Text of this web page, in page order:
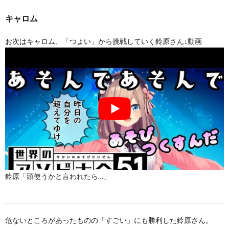
キャロム
お次はキャロム、「つよい」から挑戦していく鈴原さん↓動画
鈴原「頭使うかと言われたら…」
危ないところがあったものの「すごい」にも勝利した鈴原さん。